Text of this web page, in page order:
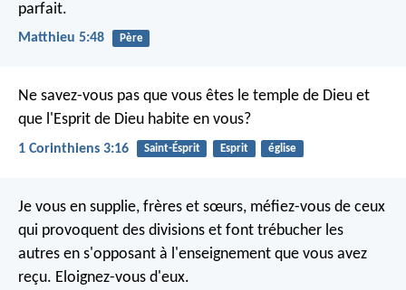
parfait.
Matthieu 5:48 Père
Ne savez-vous pas que vous êtes le temple de Dieu et
que l'Esprit de Dieu habite en vous?
1 Corinthiens 3:16 Saint-Ésprit Esprit église
Je vous en supplie, frères et sœurs, méfiez-vous de ceux
qui provoquent des divisions et font trébucher les
autres en s'opposant à l'enseignement que vous avez
reçu. Eloignez-vous d'eux.